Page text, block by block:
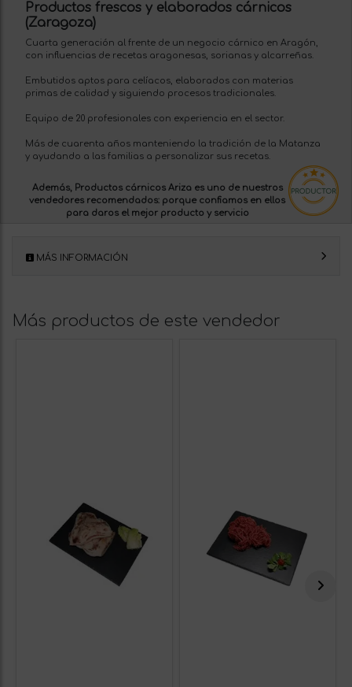
Productos frescos y elaborados cárnicos
(Zaragoza)
Cuarta generación al frente de un negocio cárnico en Aragón,
con influencias de recetas aragonesas, sorianas y alcarreñas.
Embutidos aptos para celíacos, elaborados con materias
primas de calidad y siguiendo procesos tradicionales.
Equipo de 20 profesionales con experiencia en el sector.
Más de cuarenta años manteniendo la tradición de la Matanza
y ayudando a las familias a personalizar sus recetas.
Además, Productos cárnicos Ariza es uno de nuestros
vendedores recomendados: porque confiamos en ellos
para daros el mejor producto y servicio
MÁS INFORMACIÓN
Más productos de este vendedor